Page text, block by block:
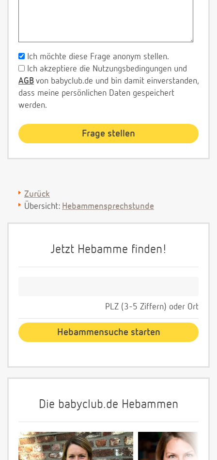
Ich möchte diese Frage anonym stellen.
Ich akzeptiere die Nutzungsbedingungen und
AGB von babyclub.de und bin damit einverstanden,
dass meine persönlichen Daten gespeichert
werden.
Zurück
Übersicht: Hebammensprechstunde
Jetzt Hebamme finden!
PLZ (3-5 Ziffern) oder Ort
Die babyclub.de Hebammen